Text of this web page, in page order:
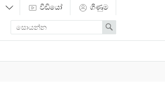
වීඩියෝ ගිණුම
Enter
search
term
Search